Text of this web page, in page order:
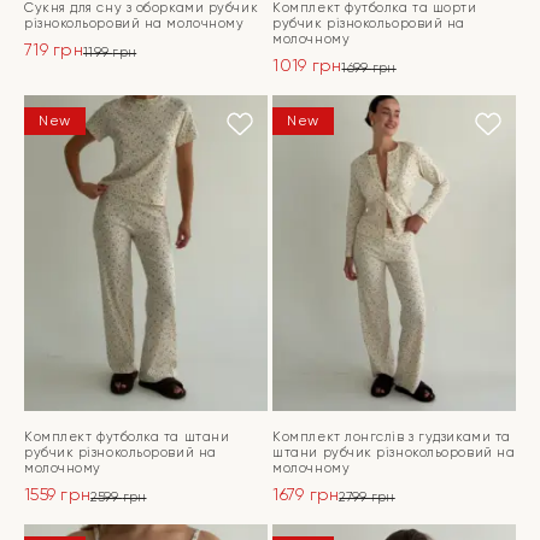
Сукня для сну з оборками рубчик
різнокольоровий на молочному
1199грн
1199 грн.
719 грн
719 грн.
ПЕРЕЙТИ
Комплект футболка та шорти
рубчик різнокольоровий на
молочному
1699грн
ціна:
1699 грн.
1019 грн
ціна:
1019 грн.
ПЕРЕЙТИ
New
Комплект футболка та штани
рубчик різнокольоровий на
молочному
2599грн
ціна:
1559 грн
ціна:
New
Комплект лонгслів з гудзиками та
штани рубчик різнокольоровий на
молочному
2799грн
ціна:
1679 грн
ціна: